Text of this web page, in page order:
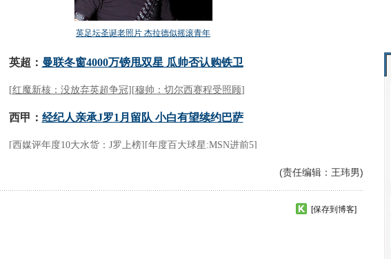
(责任编辑：王玮男)
[保存到博客]
南方有乔木 | “科创CP”渐入佳境